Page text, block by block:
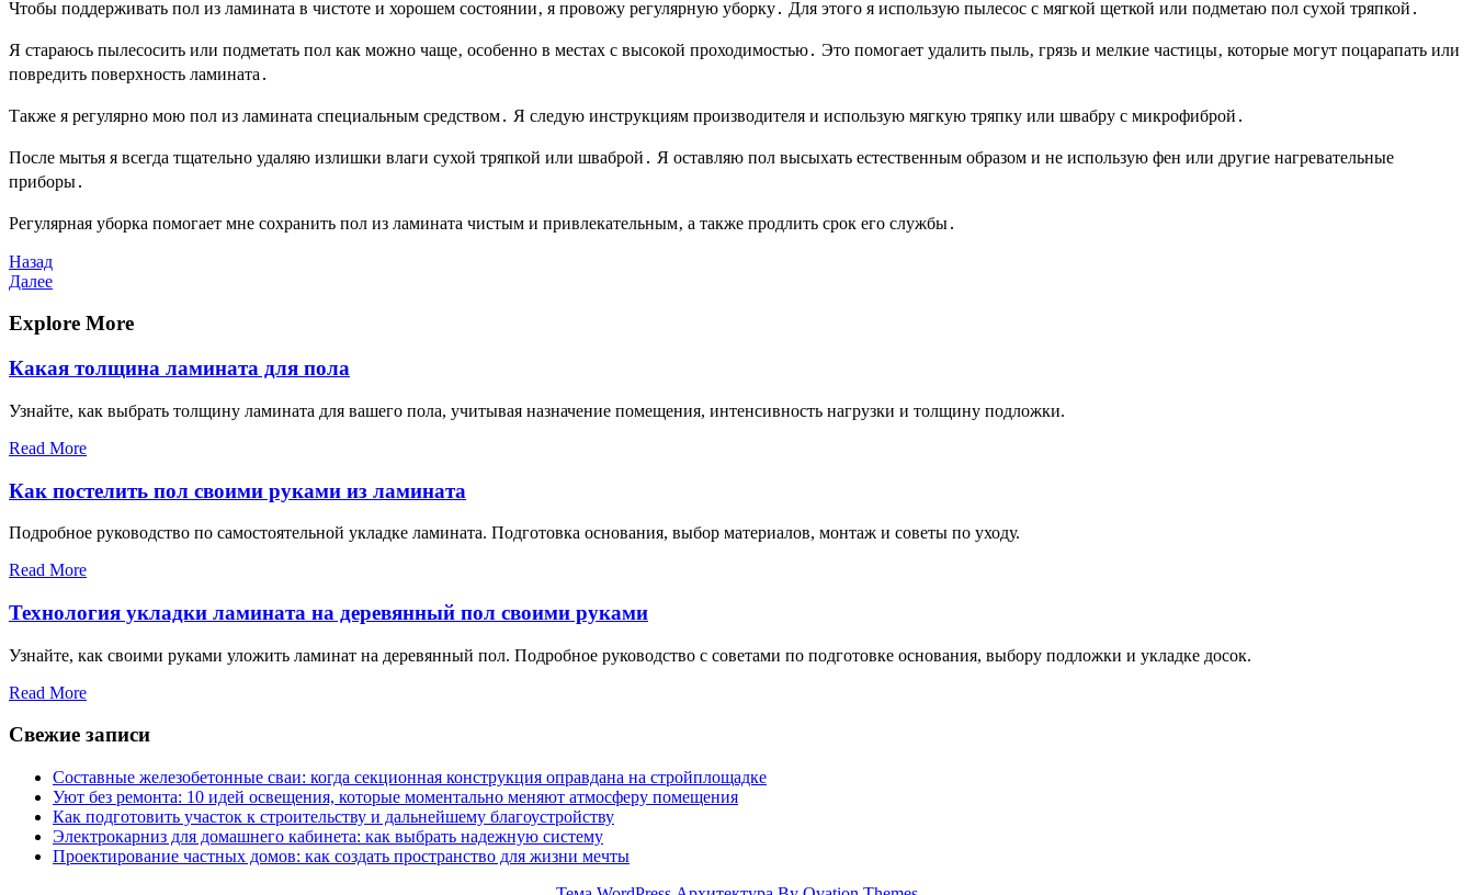
Чтобы поддерживать пол из ламината в чистоте и хорошем состоянии‚ я провожу регулярную уборку․ Для этого я использую пылесос с мягкой щеткой или подметаю пол сухой тряпкой․
Я стараюсь пылесосить или подметать пол как можно чаще‚ особенно в местах с высокой проходимостью․ Это помогает удалить пыль‚ грязь и мелкие частицы‚ которые могут поцарапать или
повредить поверхность ламината․
Также я регулярно мою пол из ламината специальным средством․ Я следую инструкциям производителя и использую мягкую тряпку или швабру с микрофиброй․
После мытья я всегда тщательно удаляю излишки влаги сухой тряпкой или шваброй․ Я оставляю пол высыхать естественным образом и не использую фен или другие нагревательные
приборы․
Регулярная уборка помогает мне сохранить пол из ламината чистым и привлекательным‚ а также продлить срок его службы․
Навигация
по
записям
Предыдущая
запись
Назад
Следующая
Далее
Explore More
Какая толщина ламината для пола
Узнайте, как выбрать толщину ламината для вашего пола, учитывая назначение помещения, интенсивность нагрузки и толщину подложки.
Read More
Как постелить пол своими руками из ламината
Подробное руководство по самостоятельной укладке ламината. Подготовка основания, выбор материалов, монтаж и советы по уходу.
Read More
Технология укладки ламината на деревянный пол своими руками
Узнайте, как своими руками уложить ламинат на деревянный пол. Подробное руководство с советами по подготовке основания, выбору подложки и укладке досок.
Read More
Свежие записи
Составные железобетонные сваи: когда секционная конструкция оправдана на стройплощадке
Уют без ремонта: 10 идей освещения, которые моментально меняют атмосферу помещения
Как подготовить участок к строительству и дальнейшему благоустройству
Электрокарниз для домашнего кабинета: как выбрать надежную систему
Проектирование частных домов: как создать пространство для жизни мечты